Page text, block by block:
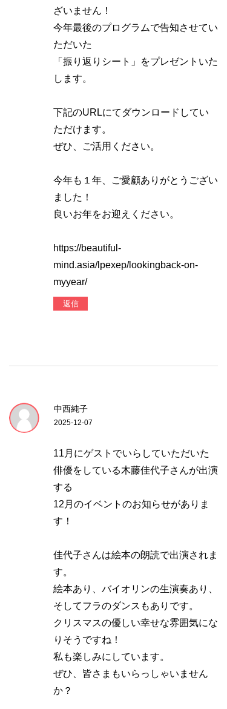
ざいません！
今年最後のプログラムで告知させてい
ただいた
「振り返りシート」をプレゼントいた
します。
下記のURLにてダウンロードしてい
ただけます。
ぜひ、ご活用ください。
今年も１年、ご愛顧ありがとうござい
ました！
良いお年をお迎えください。
https://beautiful-
mind.asia/lpexep/lookingback-on-
myyear/
返信
中西純子
2025-12-07
11月にゲストでいらしていただいた
俳優をしている木藤佳代子さんが出演
する
12月のイベントのお知らせがありま
す！
佳代子さんは絵本の朗読で出演されま
す。
絵本あり、バイオリンの生演奏あり、
そしてフラのダンスもありです。
クリスマスの優しい幸せな雰囲気にな
りそうですね！
私も楽しみにしています。
ぜひ、皆さまもいらっしゃいません
か？